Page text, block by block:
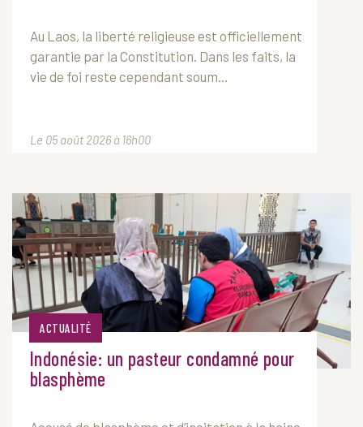
Au Laos, la liberté religieuse est officiellement
garantie par la Constitution. Dans les faits, la
vie de foi reste cependant soum...
Le 05 août 2026 à 16h00
ACTUALITÉ
Indonésie: un pasteur condamné pour
blasphème